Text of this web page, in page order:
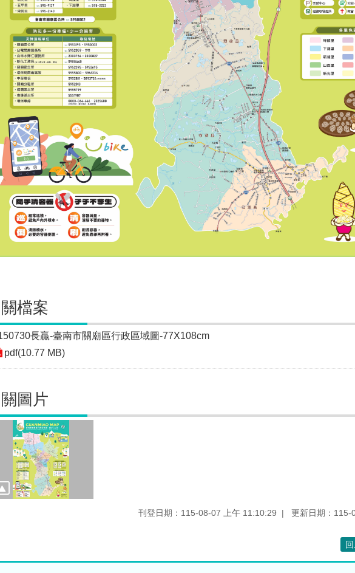
檔案
長贏-臺南市關廟區行政區域圖-77X108cm
pdf(10.77 MB)
圖片
刊登日期：115-08-07 上午 11:10:29 更新日期：115-